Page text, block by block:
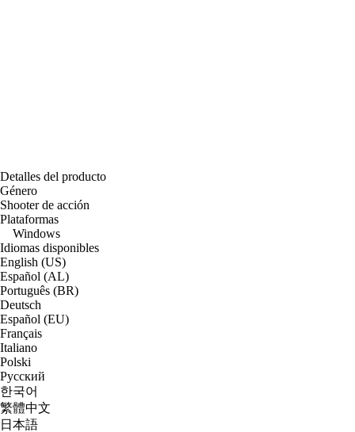
Detalles del producto
Género
Shooter de acción
Plataformas
Windows
Idiomas disponibles
English (US)
Español (AL)
Português (BR)
Deutsch
Español (EU)
Français
Italiano
Polski
Русский
한국어
繁體中文
日本語